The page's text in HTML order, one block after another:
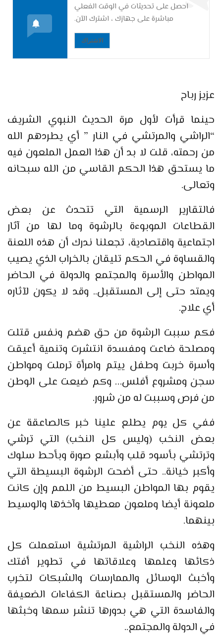
احصل على تحديثات في الوقت الفعلي
مباشرة على جهازك ، اشترك الآن.
الاشتراك
عزيز رباح
حينما قرأت لأول مرة الحديث النبوي الشريف
“الراشي والمرتشي في النار ” أي يطردهم الله
من رحمته، قلت لا بد أن هذا العمل الملعون فيه
ما يستحق هذا الحكم القاسي من الله سبحانه
وتعالى.
فالتقارير الرسمية التي تتحدث عن بعض
القطاعات الموبوءة بالرشوة وما لها من آثار
اجتماعية واقتصادية، تجعلنا ندرك أن هذه اللعنة
والقساوة في الحكم تليقان بالخراب الذي يصيب
المواطن والأسرة والمجتمع والدولة في الحاضر
ويمتد حتى إلى المستقبل.. وقد لا يكون لآثاره
أي علاج.
فكم سببت الرشوة من حق هضم ونفس قتلت
ومصلحة ضاعت ومفسدة انتشرت وتنمية أعيقت
وأسرة خربت وطفل ييتم وامرأة ترملت ومواطن
سجن ومشروع أفلس… وكم ضيعت على الوطن
من فرص وسببت له من شرور.
ففي كل يوم يطلع علينا خبر كالصاعقة عن
بعض النخب (وليس كل النخب) التي ترشي
وترتشي بأسود قلب وأبشع صورة وبأحط سلوك
وأكبر خيانة.. حتى أضحت الرشوة البسيطة التي
يقوم بها المواطن البسيط من اللمم وإن كانت
ملعونة أيضا وملعون معطيها وآخذها والوسيط
بينهما.
وهذه النخب الراشية المرتشية استعملت كل
ذكائها وعلمها وعلاقاتها في تطوير أفتك
وأخبث الوسائل والممارسات والشبكات لتخرب
الحاضر والمستقبل بصناعة الكفاءات الضعيفة
والفاسدة التي هي بدورها تنشر سمها وخبثها
في الدولة والمجتمع..